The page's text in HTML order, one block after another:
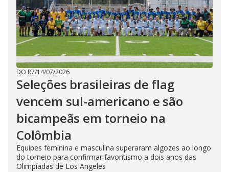
DO R7/14/07/2026
Seleções brasileiras de flag
vencem sul-americano e são
bicampeãs em torneio na
Colômbia
Equipes feminina e masculina superaram algozes ao longo
do torneio para confirmar favoritismo a dois anos das
Olimpíadas de Los Angeles